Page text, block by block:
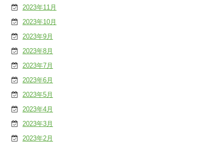
2023年11月
2023年10月
2023年9月
2023年8月
2023年7月
2023年6月
2023年5月
2023年4月
2023年3月
2023年2月